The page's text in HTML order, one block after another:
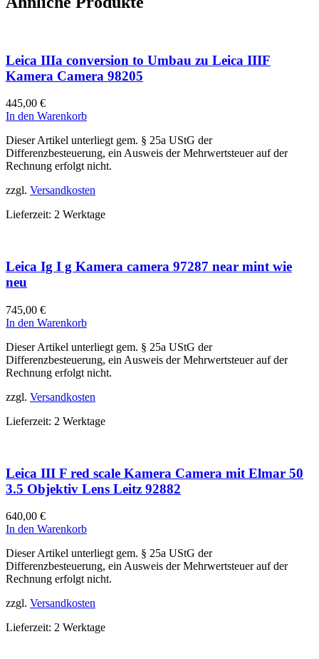
Leica IIIa conversion to Umbau zu Leica IIIF
Kamera Camera 98205
445,00 €
In den Warenkorb
Dieser Artikel unterliegt gem. § 25a UStG der
Differenzbesteuerung, ein Ausweis der Mehrwertsteuer auf der
Rechnung erfolgt nicht.
zzgl. Versandkosten
Lieferzeit: 2 Werktage
Leica Ig I g Kamera camera 97287 near mint wie
neu
745,00 €
In den Warenkorb
Dieser Artikel unterliegt gem. § 25a UStG der
Differenzbesteuerung, ein Ausweis der Mehrwertsteuer auf der
Rechnung erfolgt nicht.
zzgl. Versandkosten
Lieferzeit: 2 Werktage
Leica III F red scale Kamera Camera mit Elmar 50
3.5 Objektiv Lens Leitz 92882
640,00 €
In den Warenkorb
Dieser Artikel unterliegt gem. § 25a UStG der
Differenzbesteuerung, ein Ausweis der Mehrwertsteuer auf der
Rechnung erfolgt nicht.
zzgl. Versandkosten
Lieferzeit: 2 Werktage